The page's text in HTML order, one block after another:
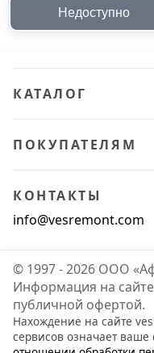
Недоступно
КАТАЛОГ
ПОКУПАТЕЛЯМ
КОНТАКТЫ
info@vesremont.com
© 1997 - 2026 ООО
Информация на
публичной офертой.
Нахождение на сайте
сервисов означает ваше